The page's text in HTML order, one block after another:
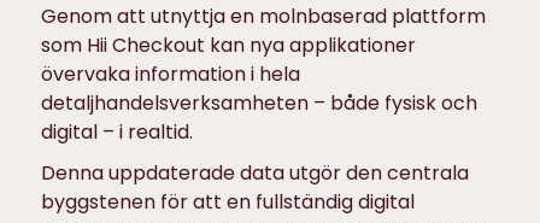
Genom att utnyttja en molnbaserad plattform
som Hii Checkout kan nya applikationer
övervaka information i hela
detaljhandelsverksamheten – både fysisk och
digital – i realtid.
Denna uppdaterade data utgör den centrala
byggstenen för att en fullständig digital